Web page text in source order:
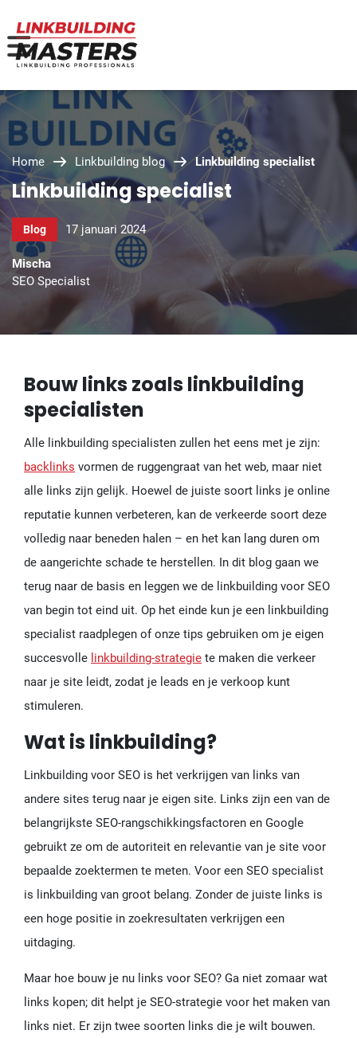
Home Linkbuilding blog Linkbuilding specialist
Linkbuilding specialist
Blog 17 januari 2024
Mischa
SEO Specialist
Bouw links zoals linkbuilding
specialisten
Alle linkbuilding specialisten zullen het eens met je zijn:
backlinks vormen de ruggengraat van het web, maar niet
alle links zijn gelijk. Hoewel de juiste soort links je online
reputatie kunnen verbeteren, kan de verkeerde soort deze
volledig naar beneden halen – en het kan lang duren om
de aangerichte schade te herstellen. In dit blog gaan we
terug naar de basis en leggen we de linkbuilding voor SEO
van begin tot eind uit. Op het einde kun je een linkbuilding
specialist raadplegen of onze tips gebruiken om je eigen
succesvolle linkbuilding-strategie te maken die verkeer
naar je site leidt, zodat je leads en je verkoop kunt
stimuleren.
Wat is linkbuilding?
Linkbuilding voor SEO is het verkrijgen van links van
andere sites terug naar je eigen site. Links zijn een van de
belangrijkste SEO-rangschikkingsfactoren en Google
gebruikt ze om de autoriteit en relevantie van je site voor
bepaalde zoektermen te meten. Voor een SEO specialist
is linkbuilding van groot belang. Zonder de juiste links is
een hoge positie in zoekresultaten verkrijgen een
uitdaging.
Maar hoe bouw je nu links voor SEO? Ga niet zomaar wat
links kopen; dit helpt je ​​SEO-strategie voor het maken van
links niet. Er zijn twee soorten links die je wilt bouwen.